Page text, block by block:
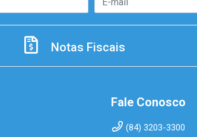
Notas Fiscais
Fale Conosco
(84) 3203-3300